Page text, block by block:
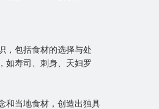
，包括食材的选择与处
如寿司、刺身、天妇罗
和当地食材，创造出独具